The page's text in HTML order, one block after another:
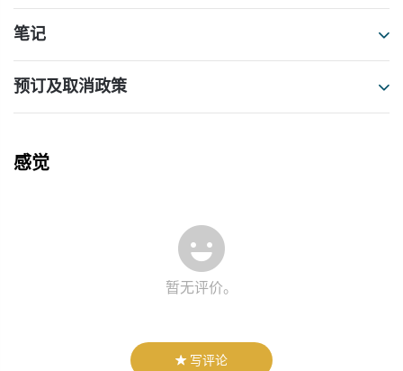
笔记
预订及取消政策
感觉
暂无评价。
写评论